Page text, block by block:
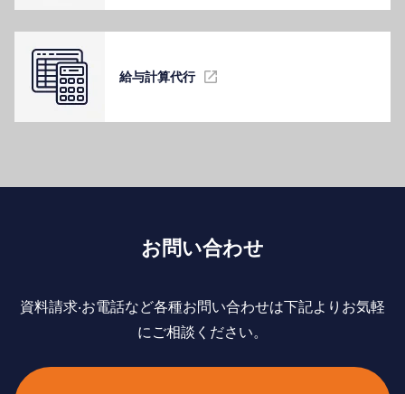
給与計算代⾏
お問い合わせ
資料請求‧お電話など各種お問い合わせは下記よりお気軽
にご相談ください。